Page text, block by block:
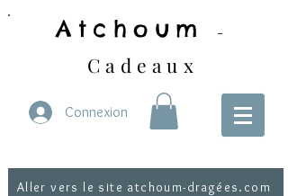
Atchoum -
Cadeaux
Connexion
Aller vers le site atchoum-dragées.com